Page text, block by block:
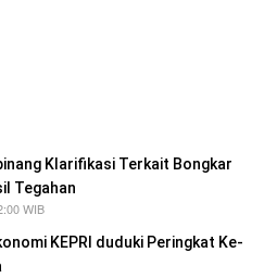
Klarifikasi Terkait Bongkar
Tegahan
WIB
KEPRI duduki Peringkat Ke-